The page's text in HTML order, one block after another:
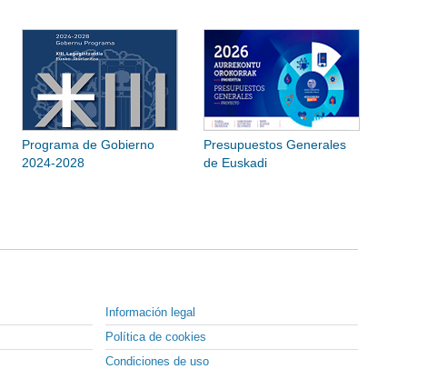
Programa de Gobierno
2024-2028
Presupuestos Generales
de Euskadi
Información legal
Política de cookies
Condiciones de uso